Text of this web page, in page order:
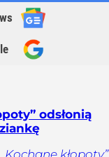
odsłonią